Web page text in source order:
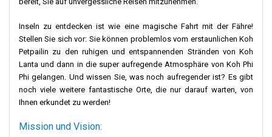
suchen, sind diese Geschäfte der perfekte Ort, um ein Stück des
Bei einem Spaziergang entlang des Piers werden Sie an den
Seiten kleine, charmante Läden mit lokalem Kunsthandwerk
entdecken. Jeder dieser Läden ist nicht nur ein Geschäft,
sondern ein Tor zu Koh Lantas reicher Geschichte und Kultur. Im
Inneren finden Sie Dinge wie handgewebte Stoffe und kunstvoll
geschnitzte Schmuckstücke. Im Inneren finden Sie Dinge wie
die alle Geschichten von Seenomaden und Erinnerungen an die
Inseln zu entdecken ist wie eine magische Fahrt mit der Fähre!
Stellen Sie sich vor: Sie können problemlos vom erstaunlichen Koh
Petpailin zu den ruhigen und entspannenden Stränden von Koh
Lanta und dann in die super aufregende Atmosphäre von Koh Phi
Phi gelangen. Und wissen Sie, was noch aufregender ist? Es gibt
noch viele weitere fantastische Orte, die nur darauf warten, von
Ihnen erkundet zu werden!
Mission und Vision: